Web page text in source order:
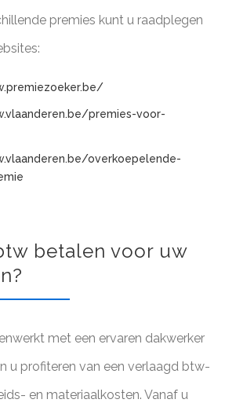
premies kunt u raadplegen
premies-voor-
overkoepelende-
betalen voor uw
met een ervaren dakwerker
u profiteren van een verlaagd btw-
en materiaalkosten. Vanaf u